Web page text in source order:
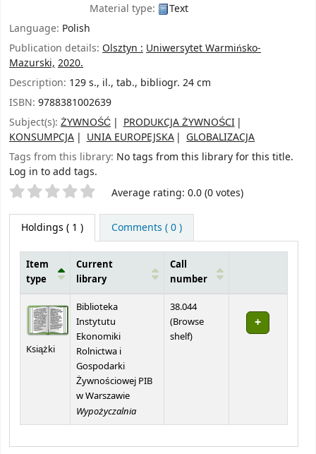
Material type:
Text
Language: Polish
Publication details: Olsztyn : Uniwersytet Warmińsko-
Mazurski, 2020.
Description: 129 s., il., tab., bibliogr. 24 cm
ISBN: 9788381002639
Subject(s): ŻYWNOŚĆ
PRODUKCJA ŻYWNOŚCI
KONSUMPCJA
UNIA EUROPEJSKA
GLOBALIZACJA
Tags from this library: No tags from this library for this title.
Log in to add tags.
Star ratings Average rating: 0.0 (0 votes)
Holdings ( 1 ) Comments ( 0 )
Item
type
Current
library
Call
number
Książki
Biblioteka
Instytutu
Ekonomiki
Rolnictwa i
Gospodarki
Żywnościowej PIB
w Warszawie
Wypożyczalnia
38.044
(Browse
shelf(Opens below)
)